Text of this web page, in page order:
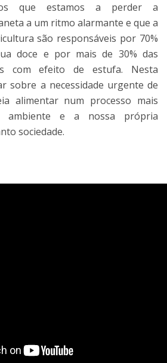
que estamos a perder a
a um ritmo alarmante e que a
são responsáveis por 70%
doce e por mais de 30% das
com efeito de estufa. Nesta
sobre a necessidade urgente de
alimentar num processo mais
ambiente e a nossa própria
sociedade.